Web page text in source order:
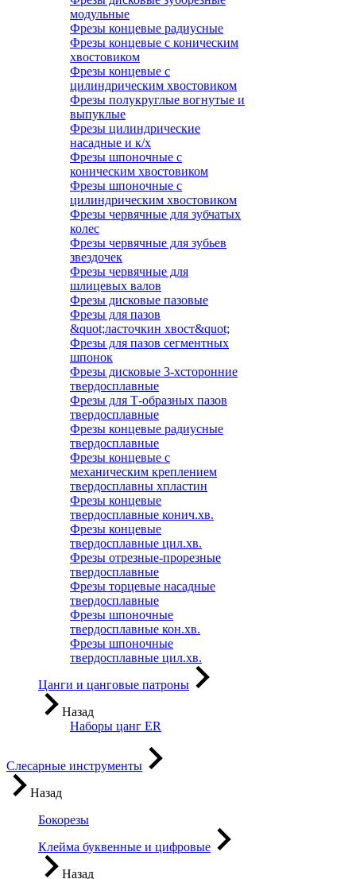
модульные
Фрезы концевые радиусные
Фрезы концевые с коническим
хвостовиком
Фрезы концевые с
цилиндрическим хвостовиком
Фрезы полукруглые вогнутые и
выпуклые
Фрезы цилиндрические
насадные и к/х
Фрезы шпоночные с
коническим хвостовиком
Фрезы шпоночные с
цилиндрическим хвостовиком
Фрезы червячные для зубчатых
колес
Фрезы червячные для зубьев
звездочек
Фрезы червячные для
шлицевых валов
Фрезы дисковые пазовые
Фрезы для пазов
&quot;ласточкин хвост&quot;
Фрезы для пазов сегментных
шпонок
Фрезы дисковые 3-хсторонние
твердосплавные
Фрезы для Т-образных пазов
твердосплавные
Фрезы концевые радиусные
твердосплавные
Фрезы концевые с
механическим креплением
твердосплавны хпластин
Фрезы концевые
твердосплавные конич.хв.
Фрезы концевые
твердосплавные цил.хв.
Фрезы отрезные-прорезные
твердосплавные
Фрезы торцевые насадные
твердосплавные
Фрезы шпоночные
твердосплавные кон.хв.
Фрезы шпоночные
твердосплавные цил.хв.
Цанги и цанговые патроны
Назад
Наборы цанг ER
Слесарные инструменты
Назад
Бокорезы
Клейма буквенные и цифровые
Назад